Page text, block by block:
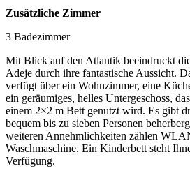
Zusätzliche Zimmer
3 Badezimmer
Mit Blick auf den Atlantik beeindruckt
Adeje durch ihre fantastische Aussicht.
verfügt über ein Wohnzimmer, eine
ein geräumiges, helles Untergeschoss,
einem 2×2 m Bett genutzt wird. Es gibt
bequem bis zu sieben Personen
weiteren Annehmlichkeiten zählen
Waschmaschine. Ein Kinderbett steht
Verfügung.